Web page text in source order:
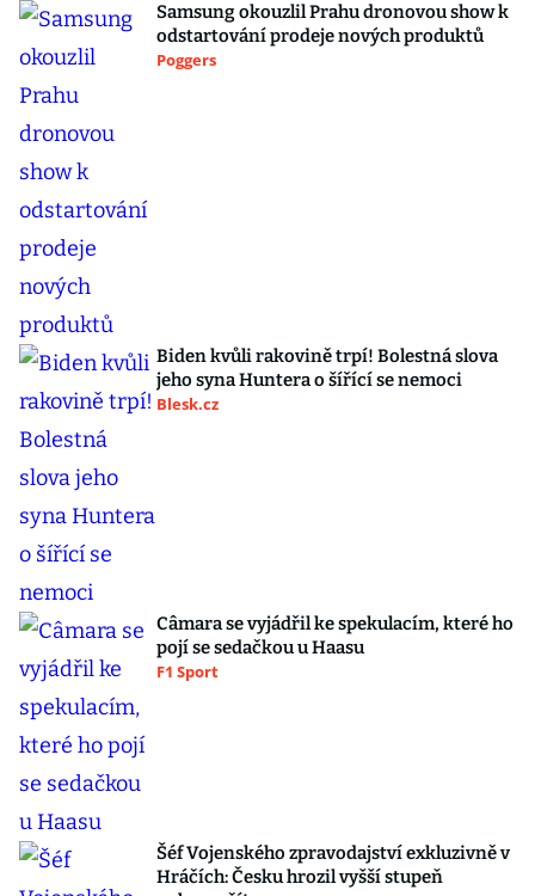
Samsung okouzlil Prahu dronovou show k
odstartování prodeje nových produktů
Poggers
Biden kvůli rakovině trpí! Bolestná slova
jeho syna Huntera o šířící se nemoci
Blesk.cz
Câmara se vyjádřil ke spekulacím, které ho
pojí se sedačkou u Haasu
F1 Sport
Šéf Vojenského zpravodajství exkluzivně v
Hráčích: Česku hrozil vyšší stupeň